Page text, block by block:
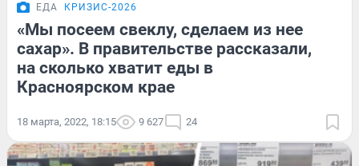
ЕДА КРИЗИС-2026
«Мы посеем свеклу, сделаем из нее
сахар». В правительстве рассказали,
на сколько хватит еды в
Красноярском крае
18 марта, 2022, 18:15 9 627 24